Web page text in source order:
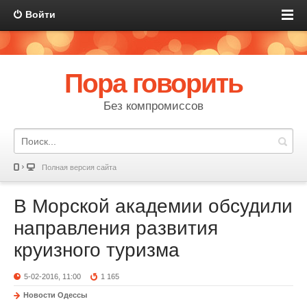
Войти
Пора говорить
Без компромиссов
Полная версия сайта
В Морской академии обсудили
направления развития
круизного туризма
5-02-2016, 11:00 1 165
Новости Одессы